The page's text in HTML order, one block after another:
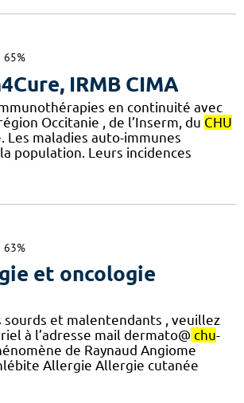
65%
IRMB CIMA
en continuité avec
Occitanie , de l’Inserm, du CHU
Les maladies auto-immunes
population. Leurs incidences
63%
et oncologie
sourds et malentendants , veuillez
à l’adresse mail dermato@ chu-
de Raynaud Angiome
Allergie Allergie cutanée